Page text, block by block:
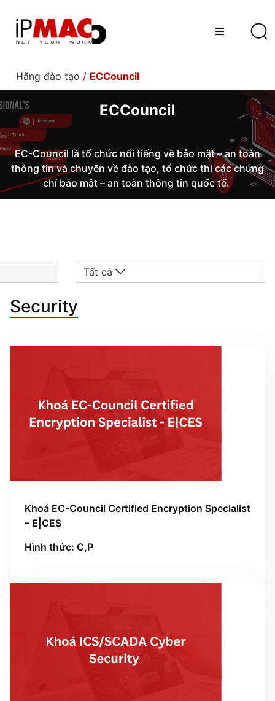
Hãng đào tạo / ECCouncil
ECCouncil
EC-Council là tổ chức nổi tiếng về bảo mật – an toàn
thông tinvàchuyên về đào tạo, tổ chức thicácchứng
chỉ bảo mật – an toàn thông tin quốc tế.
Security
Khoá EC-Council Certified Encryption Specialist
– E|CES
Hình thức: C,P
Tất cả